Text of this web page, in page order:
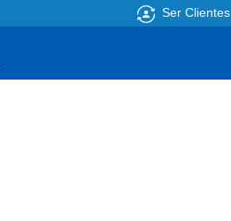
Ser Clientes